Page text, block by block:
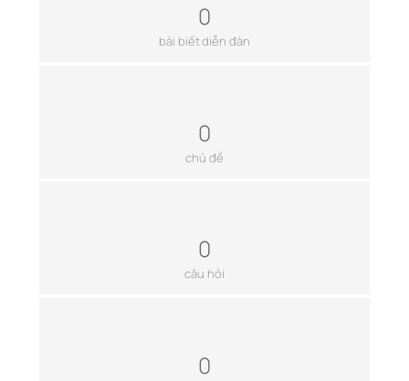
0
bài biết diễn đàn
0
chủ đề
0
câu hỏi
0